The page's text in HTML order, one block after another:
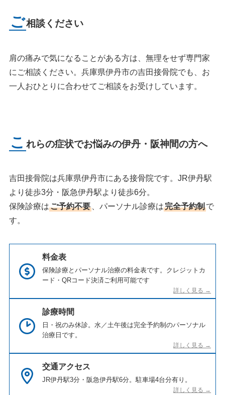
ご相談ください
肩の痛みで気になることがある方は、無理をせず専門家
にご相談ください。兵庫県伊丹市の吉田接骨院でも、お
一人おひとりに合わせてご相談をお受けしています。
こ れらの症状でお悩みの伊丹・阪神間の方へ
吉田接骨院は兵庫県伊丹市にある接骨院です。JR伊丹駅
より徒歩3分・阪急伊丹駅より徒歩6分。
保険診療はご予約不要、パーソナル診療は完全予約制で
す。
保険診療とパーソナル治療の料金表です。クレジットカ
ード・QRコード決済ご利用可能です
料金表
日・祝のみ休診。水／土午後は完全予約制のパーソナル
治療日です。
診療時間
JR伊丹駅3分・阪急伊丹駅6分。駐車場4台分有り。
交通アクセス